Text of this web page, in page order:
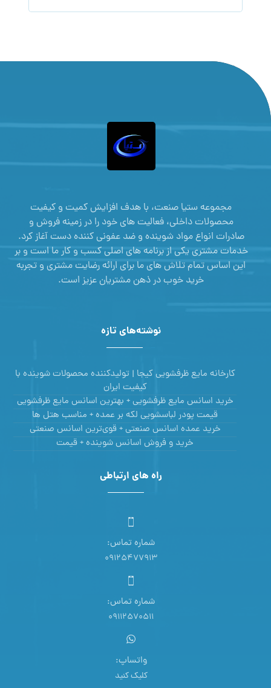
مجموعه ستیا صنعت، با هدف افزایش کمیت و کیفیت
محصولات داخلی، فعالیت های خود را در زمینه فروش و
صادرات انواع مواد شوینده و ضد عفونی کننده دست آغاز کرد.
خدمات مشتری یکی از برنامه های اصلی کسب و کار ما است و بر
این اساس تمام تلاش های ما برای ارائه رضایت مشتری و تجربه
خرید خوب در ذهن مشتریان عزیز است.
نوشته‌های تازه
کارخانه مایع ظرفشویی کیجا | تولیدکننده محصولات شوینده با
کیفیت ایران
خرید اسانس مایع ظرفشویی + بهترین اسانس مایع ظرفشویی
قیمت پودر لباسشویی لکه بر عمده + مناسب هتل ها
خرید عمده اسانس صنعتی + قوی‌ترین اسانس‌ صنعتی
خرید و فروش اسانس شوینده + قیمت
راه های ارتباطی
شماره تماس:
09125477913
شماره تماس:
09112570511
واتساپ:
کلیک کنید